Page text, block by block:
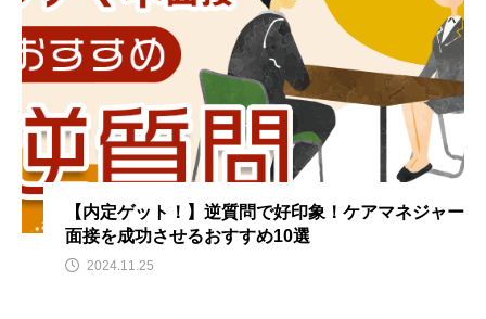
【内定ゲット！】逆質問で好印象！ケアマネジャー
面接を成功させるおすすめ10選
2024.11.25